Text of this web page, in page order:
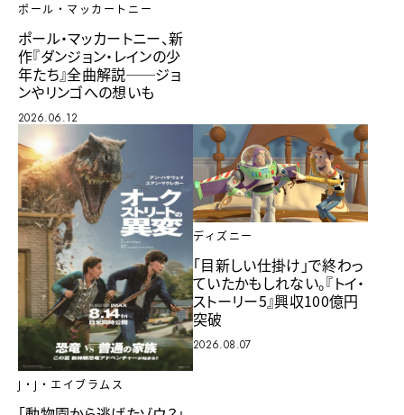
ポール・マッカートニー
ポール・マッカートニー、新
作『ダンジョン・レインの少
年たち』全曲解説──ジョ
ンやリンゴへの想いも
2026.06.12
J・J・エイブラムス
ディズニー
「目新しい仕掛け」で終わっ
ていたかもしれない。『トイ・
ストーリー5』興収100億円
突破
2026.08.07